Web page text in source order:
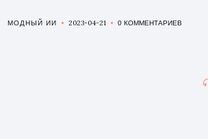
МОДНЫЙ ИИ 2023-04-21 0 КОММЕНТАРИЕВ